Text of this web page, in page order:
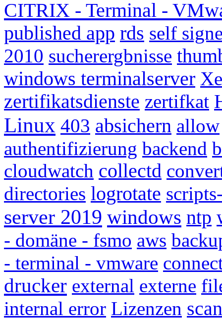
CITRIX - Terminal -
published app rds self
2010 sucherergbnisse
windows terminalserver
zertifikatsdienste zertifkat
Linux 403 absichern allow
authentifizierung backend
cloudwatch collectd
directories logrotate
server 2019 windows ntp
- domäne - fsmo aws
- terminal - vmware
drucker external externe
internal error Lizenzen